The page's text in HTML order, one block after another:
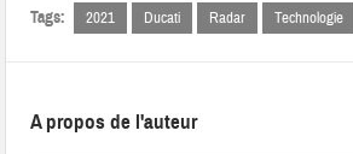
Tags: 2021 Ducati Radar Technologie
A propos de l'auteur